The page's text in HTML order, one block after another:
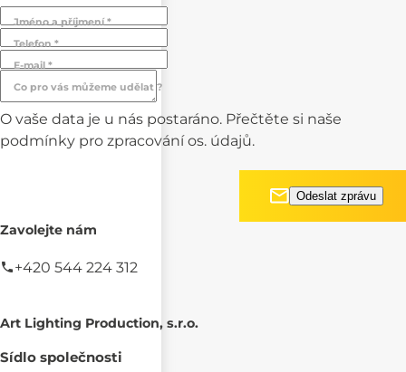
Jméno a příjmení *
Telefon *
E-mail *
Co pro vás můžeme udělat ?
O vaše data je u nás postaráno. Přečtěte si naše
podmínky pro zpracování os. údajů.
Zavolejte nám
+420 544 224 312
Art Lighting Production, s.r.o.
Sídlo společnosti